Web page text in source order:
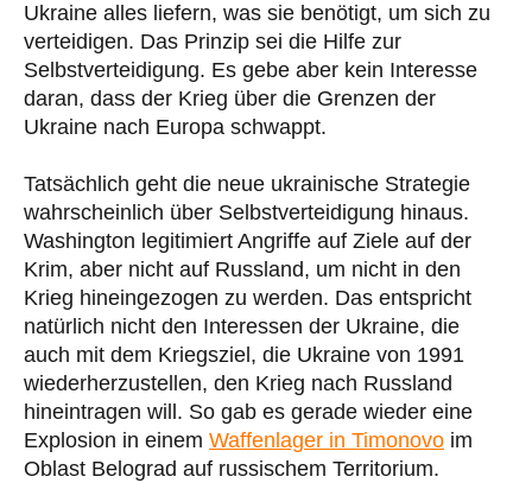
Ukraine alles liefern, was sie benötigt, um sich zu
verteidigen. Das Prinzip sei die Hilfe zur
Selbstverteidigung. Es gebe aber kein Interesse
daran, dass der Krieg über die Grenzen der
Ukraine nach Europa schwappt.
Tatsächlich geht die neue ukrainische Strategie
wahrscheinlich über Selbstverteidigung hinaus.
Washington legitimiert Angriffe auf Ziele auf der
Krim, aber nicht auf Russland, um nicht in den
Krieg hineingezogen zu werden. Das entspricht
natürlich nicht den Interessen der Ukraine, die
auch mit dem Kriegsziel, die Ukraine von 1991
wiederherzustellen, den Krieg nach Russland
hineintragen will. So gab es gerade wieder eine
Explosion in einem Waffenlager in Timonovo im
Oblast Belograd auf russischem Territorium.